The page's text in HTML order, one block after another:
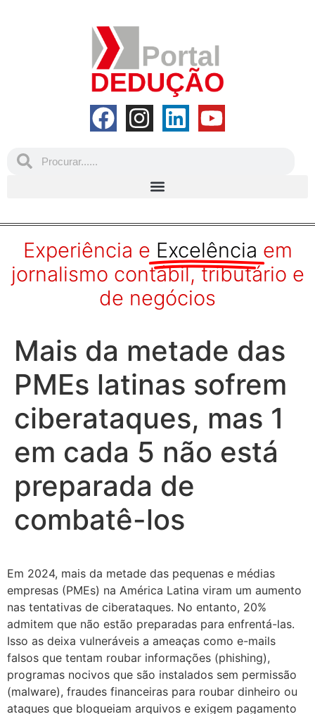
Experiência e Excelência em
jornalismo contábil, tributário e
de negócios
Mais da metade das
PMEs latinas sofrem
ciberataques, mas 1
em cada 5 não está
preparada de
combatê-los
Em 2024, mais da metade das pequenas e médias
empresas (PMEs) na América Latina viram um aumento
nas tentativas de ciberataques. No entanto, 20%
admitem que não estão preparadas para enfrentá-las.
Isso as deixa vulneráveis a ameaças como e-mails
falsos que tentam roubar informações (phishing),
programas nocivos que são instalados sem permissão
(malware), fraudes financeiras para roubar dinheiro ou
ataques que bloqueiam arquivos e exigem pagamento